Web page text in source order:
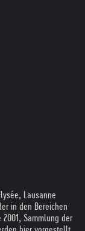
Lausanne
in den Bereichen
Sammlung der